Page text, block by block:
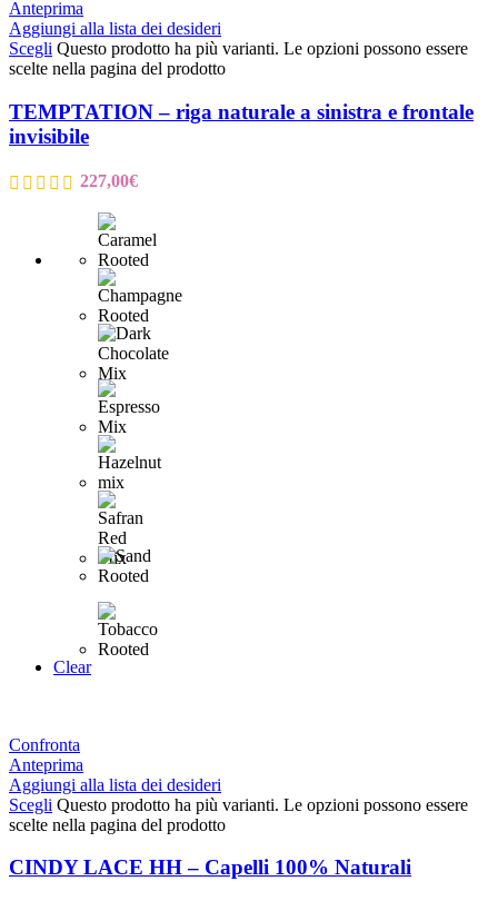
Anteprima
Aggiungi alla lista dei desideri
Scegli Questo prodotto ha più varianti. Le opzioni possono essere
scelte nella pagina del prodotto
TEMPTATION – riga naturale a sinistra e frontale
invisibile
227,00€
Clear
Confronta
Anteprima
Aggiungi alla lista dei desideri
Scegli Questo prodotto ha più varianti. Le opzioni possono essere
scelte nella pagina del prodotto
CINDY LACE HH – Capelli 100% Naturali